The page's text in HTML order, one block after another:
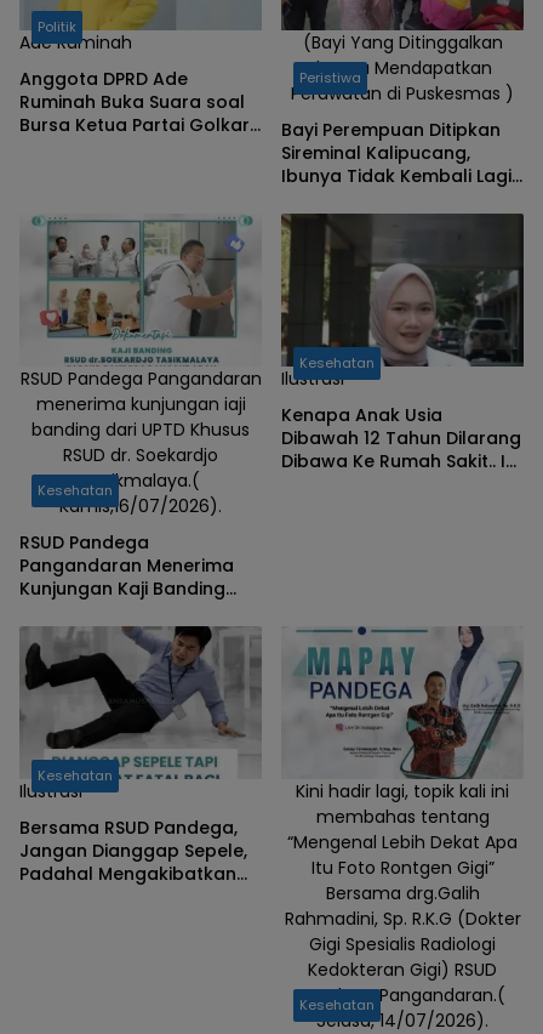
Ade Ruminah
Politik
Anggota DPRD Ade
Ruminah Buka Suara soal
Bursa Ketua Partai Golkar
(Bayi Yang Ditinggalkan
Ibunya Mendapatkan
Perawatan di Puskesmas )
Peristiwa
Bayi Perempuan Ditipkan
Sireminal Kalipucang,
Ibunya Tidak Kembali Lagi,
Orang Tua
RSUD Pandega Pangandaran
menerima kunjungan iaji
banding dari UPTD Khusus
RSUD dr. Soekardjo
Tasikmalaya.(
Kamis,16/07/2026).
Kesehatan
RSUD Pandega
Pangandaran Menerima
Kunjungan Kaji Banding
Soekardjo Tasikmalaya
Ilustrasi
Kesehatan
Kenapa Anak Usia
Dibawah 12 Tahun Dilarang
Dibawa Ke Rumah Sakit.. Ini
Ilustrasi
Kesehatan
Bersama RSUD Pandega,
Jangan Dianggap Sepele,
Padahal Mengakibatkan
Kini hadir lagi, topik kali ini
membahas tentang
“Mengenal Lebih Dekat Apa
Itu Foto Rontgen Gigi”
Bersama drg.Galih
Rahmadini, Sp. R.K.G (Dokter
Gigi Spesialis Radiologi
Kedokteran Gigi) RSUD
Pandega Pangandaran.(
Selasa, 14/07/2026).
Kesehatan